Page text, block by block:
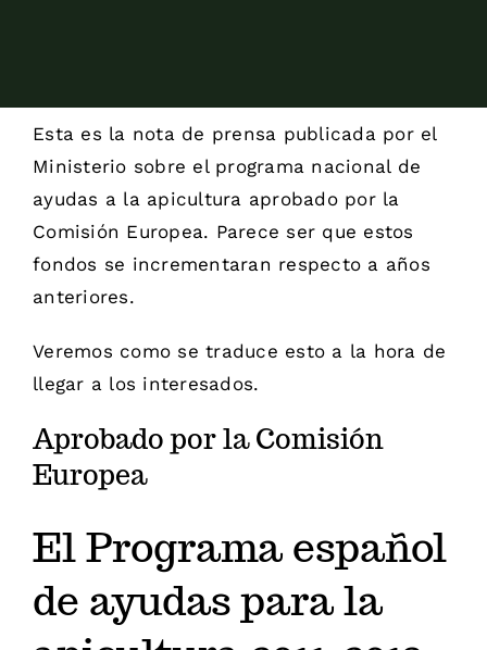
Esta es la nota de prensa publicada por el
Ministerio sobre el programa nacional de
ayudas a la apicultura aprobado por la
Comisión Europea. Parece ser que estos
fondos se incrementaran respecto a años
anteriores.
Veremos como se traduce esto a la hora de
llegar a los interesados.
Aprobado por la Comisión
Europea
El Programa español
de ayudas para la